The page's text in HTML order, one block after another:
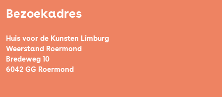
Bezoekadres
Huis voor de Kunsten Limburg
Weerstand Roermond
Bredeweg 10
6042 GG Roermond